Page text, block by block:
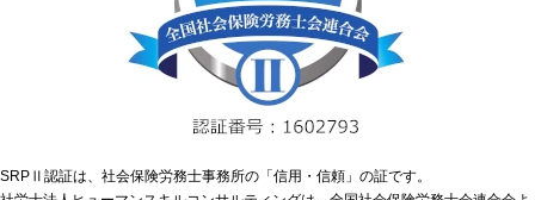
SRPⅡ認証は、社会保険労務士事務所の「信用・信頼」の証です。